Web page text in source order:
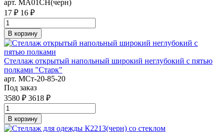
арт. MA01CH(черн)
17 ₽ 16 ₽
В корзину
Стеллаж открытый напольный широкий неглубокий с пятью
полками "Старк"
арт. MСт-20-85-20
Под заказ
3580 ₽ 3618 ₽
В корзину